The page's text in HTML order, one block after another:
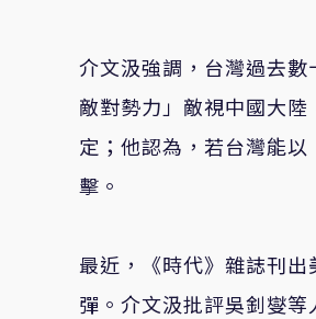
介文汲強調，台灣過去
敵對勢力」敵視中國大
定；他認為，若台灣能
擊。
最近，《時代》雜誌刊
彈。介文汲批評吳釗燮